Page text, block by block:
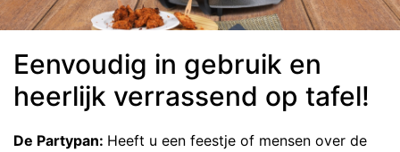
Eenvoudig in gebruik en
heerlijk verrassend op tafel!
De Partypan: Heeft u een feestje of mensen over de